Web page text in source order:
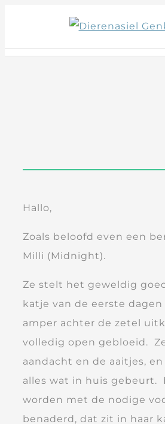
content
Hallo,
Zoals beloofd even een
Milli (Midnight).
Ze stelt het geweldig
katje van de eerste dagen
amper achter de zetel
volledig open gebloeid.
aandacht en de aaitjes,
alles wat in huis gebeurt.
worden met de nodige
benaderd, dat zit in haar